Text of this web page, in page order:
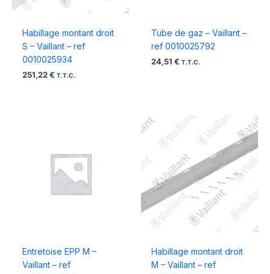
Habillage montant droit
S – Vaillant – ref
0010025934
251,22 € T.T.C.
Tube de gaz – Vaillant –
ref 0010025792
24,51 € T.T.C.
Entretoise EPP M –
Vaillant – ref
Habillage montant droit
M – Vaillant – ref